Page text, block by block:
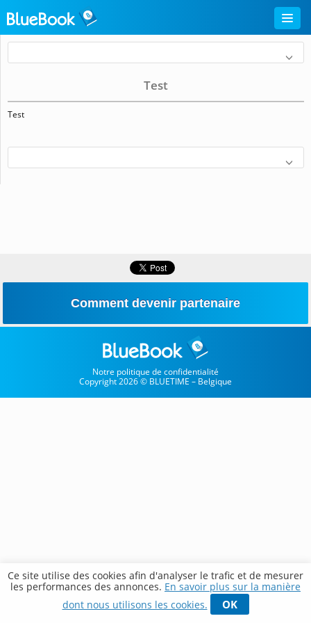
Test
Test
Comment devenir partenaire
Notre politique de confidentialité
Copyright 2026 © BLUETIME – Belgique
Ce site utilise des cookies afin d'analyser le trafic et de mesurer
les performances des annonces. En savoir plus sur la manière
dont nous utilisons les cookies.
OK